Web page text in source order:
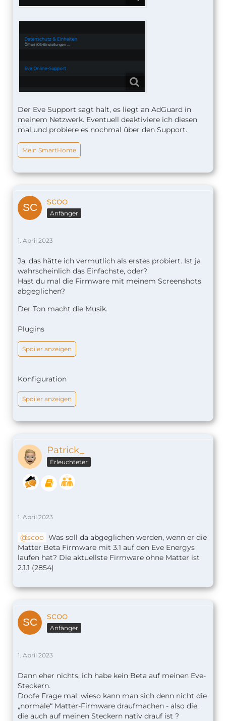
Der Eve Support sagt halt, es liegt an AdGuard in
meinem Netzwerk. Eventuell deaktiviere ich diesen
mal und probiere es nochmal über den Support.
Mein SmartHome
scoo
Anfänger
1. April 2023
Ja, das hätte ich vermutlich als erstes probiert. Ist ja
wahrscheinlich das Einfachste, oder?
Hast du mal die Firmware mit meinem Screenshots
abgeglichen?
Der Ton macht die Musik.
Plugins
Spoiler anzeigen
Konfiguration
Spoiler anzeigen
Patrick_
Erleuchteter
1. April 2023
scoo Was soll da abgeglichen werden, wenn er die
Matter Beta Firmware mit 3.1 auf den Eve Energys
laufen hat? Die aktuellste Firmware ohne Matter ist
2.1.1 (2854)
scoo
Anfänger
1. April 2023
Dann eher nichts, ich habe kein Beta auf meinen Eve-
Steckern.
Doofe Frage mal: wieso kann man sich denn nicht die
„normale“ Matter-Firmware draufmachen - also die,
die auch auf meinen Steckern nativ drauf ist ?